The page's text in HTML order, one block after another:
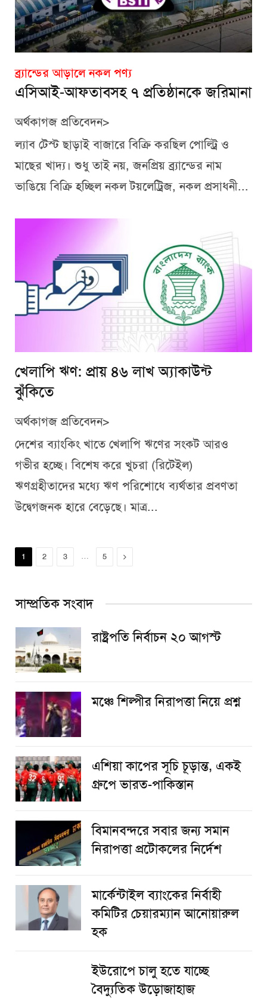
ব্র্যান্ডের আড়ালে নকল পণ্য
এসিআই-আফতাবসহ ৭ প্রতিষ্ঠানকে জরিমানা
অর্থকাগজ প্রতিবেদন>
ল্যাব টেস্ট ছাড়াই বাজারে বিক্রি করছিল পোল্ট্রি ও
মাছের খাদ্য। শুধু তাই নয়, জনপ্রিয় ব্র্যান্ডের নাম
ভাঙিয়ে বিক্রি হচ্ছিল নকল টয়লেট্রিজ, নকল প্রসাধনী...
খেলাপি ঋণ: প্রায় ৪৬ লাখ অ্যাকাউন্ট
ঝুঁকিতে
অর্থকাগজ প্রতিবেদন>
দেশের ব্যাংকিং খাতে খেলাপি ঋণের সংকট আরও
গভীর হচ্ছে। বিশেষ করে খুচরা (রিটেইল)
ঋণগ্রহীতাদের মধ্যে ঋণ পরিশোধে ব্যর্থতার প্রবণতা
উদ্বেগজনক হারে বেড়েছে। মাত্র...
1 2 3 … 5 Next
সাম্প্রতিক সংবাদ
রাষ্ট্রপতি নির্বাচন ২০ আগস্ট
​মঞ্চে শিল্পীর নিরাপত্তা নিয়ে প্রশ্ন
এশিয়া কাপের সূচি চূড়ান্ত, একই
গ্রুপে ভারত-পাকিস্তান
বিমানবন্দরে সবার জন্য সমান
নিরাপত্তা প্রটোকলের নির্দেশ
মার্কেন্টাইল ব্যাংকের নির্বাহী
কমিটির চেয়ারম্যান আনোয়ারুল
হক
ইউরোপে চালু হতে যাচ্ছে
বৈদ্যুতিক উড়োজাহাজ